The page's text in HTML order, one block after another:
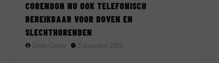
CORENDON NU OOK TELEFONISCH
BEREIKBAAR VOOR DOVEN EN
SLECHTHORENDEN
Dylan Cinjee 3 augustus 2026